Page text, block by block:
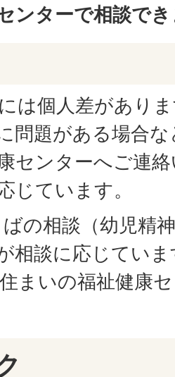
ンターで相談で
は個人差があり
問題がある場合
センターへご連
じています。
の相談（幼児精
相談に応じてい
まいの福祉健康